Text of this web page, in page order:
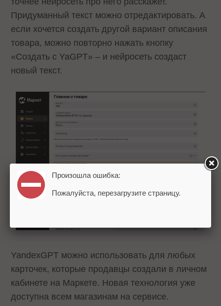
Придуманный текст можно отредактировать. А
если хочется создать другой вариант описания
товара, можно повторно нажать кнопку
«Создать с YaGPT» – и нейросеть создаст
новый текст.
YandexGPT можно использовать для любых
карточек, которые продавцы создали в личном
кабинете на Маркете. Новая технология уже
доступна всем магазинам на сервисе.
Произошла ошибка:
Пожалуйста, перезагрузите страницу.